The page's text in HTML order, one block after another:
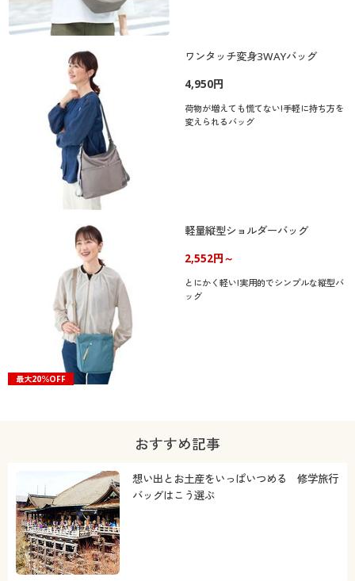
ワンタッチ変身3WAYバッグ
4,950円
荷物が増えても慌てない!手軽に持ち方を
変えられるバッグ
最大20％OFF
軽量縦型ショルダーバッグ
2,552円～
とにかく軽い!実用的でシンプルな縦型バ
ッグ
おすすめ記事
想い出とお土産をいっぱいつめる 修学旅行
バッグはこう選ぶ